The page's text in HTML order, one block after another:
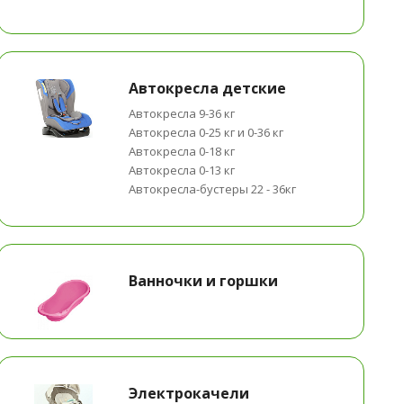
Автокресла детские
Автокресла 9-36 кг
Автокресла 0-25 кг и 0-36 кг
Автокресла 0-18 кг
Автокресла 0-13 кг
Автокресла-бустеры 22 - 36кг
Ванночки и горшки
Электрокачели